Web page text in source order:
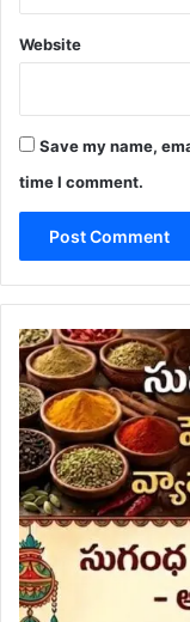
Website
Save my name,
time I comment.